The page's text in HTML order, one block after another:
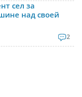
сел за
над своей
2